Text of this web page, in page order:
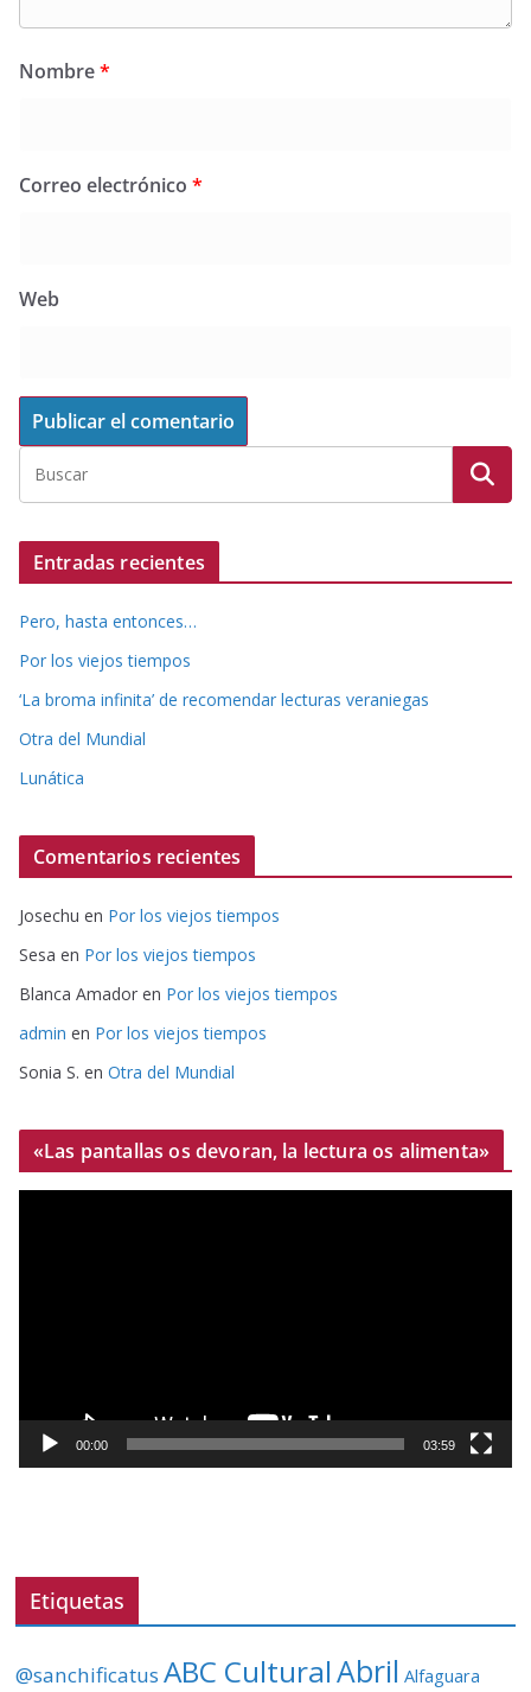
Nombre*
Correo electrónico *
Web
Entradas recientes
Pero, hasta entonces…
Por los viejos tiempos
‘La broma infinita’ de recomendar lecturas veraniegas
Otra del Mundial
Lunática
Comentarios recientes
Josechu en Por los viejos tiempos
Sesa en Por los viejos tiempos
Blanca Amador en Por los viejos tiempos
admin en Por los viejos tiempos
Sonia S. en Otra del Mundial
«Las pantallas os devoran, la lectura os alimenta»
o
e
00:00 03:59
Etiquetas
@sanchificatus ABC CulturalAbril Alfaguara